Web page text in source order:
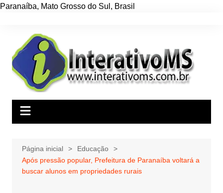
Paranaíba, Mato Grosso do Sul , Brasil
conteúdo
Página inicial
Educação
Após pressão popular, Prefeitura de Paranaíba voltará a
buscar alunos em propriedades rurais